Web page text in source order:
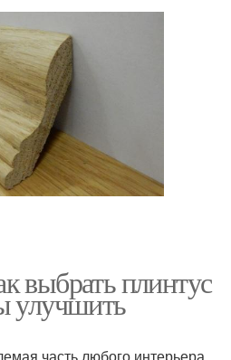
выбрать плинтус
улучшить
часть любого интерьера,